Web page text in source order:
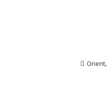
Orient,